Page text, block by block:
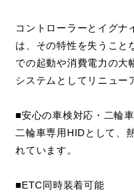
コントローラーとイグナ
は、その特性を失うこと
での起動や消費電力の大
システムとしてリニュー
■安心の車検対応・二輪
二輪車専用HIDとして、
れています。
■ETC同時装着可能